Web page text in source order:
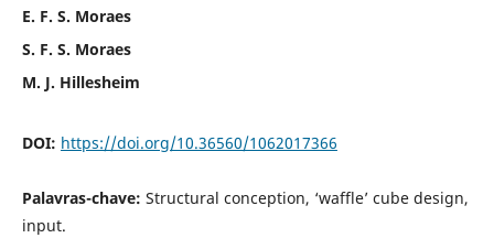
E. F. S. Moraes
S. F. S. Moraes
M. J. Hillesheim
DOI: https://doi.org/10.36560/1062017366
Palavras-chave: Structural conception, ‘waffle’ cube design,
input.